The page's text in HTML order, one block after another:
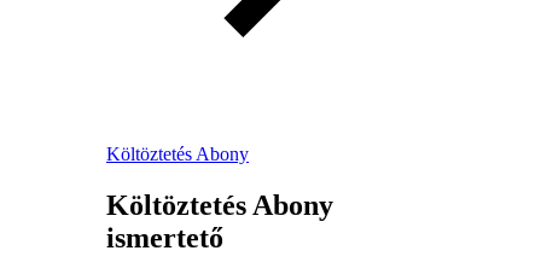
Költöztetés Abony
Költöztetés Abony
ismertető